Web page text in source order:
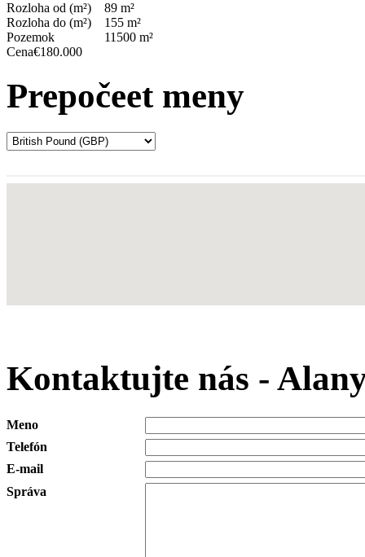
Rozloha od (m²)
89 m²
Rozloha do (m²)
155 m²
Pozemok
11500 m²
Cena€180.000
Prepočeet meny
Kontaktujte nás -
Meno
Telefón
E-mail
Správa